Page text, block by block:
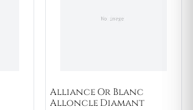
Alliance Or Blanc
Alloncle Diamant